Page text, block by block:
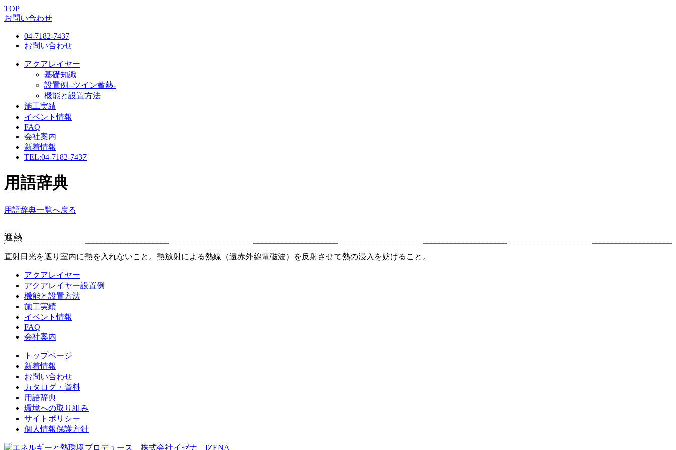
TOP
お問い合わせ
04-7182-7437
お問い合わせ
アクアレイヤー
基礎知識
設置例 -ツイン蓄熱-
機能と設置方法
施工実績
イベント情報
FAQ
会社案内
新着情報
TEL:04-7182-7437
用語辞典
用語辞典一覧へ戻る
遮熱
直射日光を遮り室内に熱を入れないこと。熱放射による熱線（遠赤外線電磁波）を反射させて熱の浸入を妨げること。
アクアレイヤー
アクアレイヤー設置例
機能と設置方法
施工実績
イベント情報
FAQ
会社案内
トップページ
新着情報
お問い合わせ
カタログ・資料
用語辞典
環境への取り組み
サイトポリシー
個人情報保護方針